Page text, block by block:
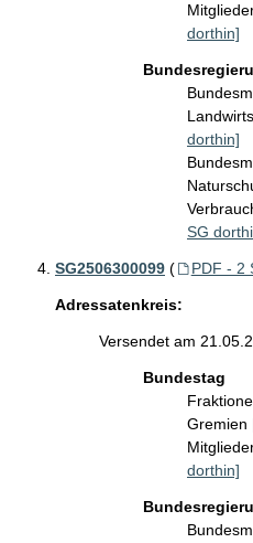
dorthin]
dorthin]
SG
SG2506300099 ( PDF - 2
Adressatenkreis:
Versendet am
Bundestag
Gremien
dorthin]